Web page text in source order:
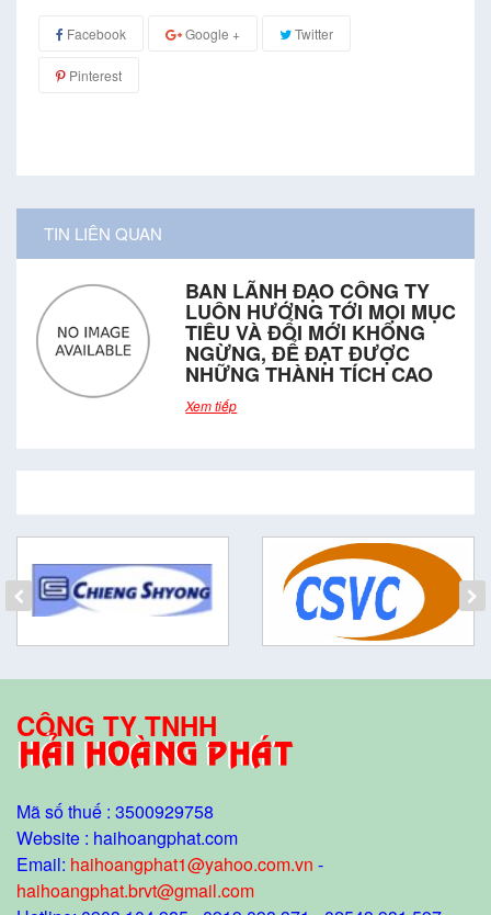
Facebook Google + Twitter
Pinterest
TIN LIÊN QUAN
BAN LÃNH ĐẠO CÔNG TY
LUÔN HƯỚNG TỚI MỌI MỤC
TIÊU VÀ ĐỔI MỚI KHÔNG
NGỪNG, ĐỂ ĐẠT ĐƯỢC
NHỮNG THÀNH TÍCH CAO
Xem tiếp
CÔNG TY TNHH
Mã số thuế : 3500929758
Website : haihoangphat.com
Email: haihoangphat1@yahoo.com.vn -
haihoangphat.brvt@gmail.com